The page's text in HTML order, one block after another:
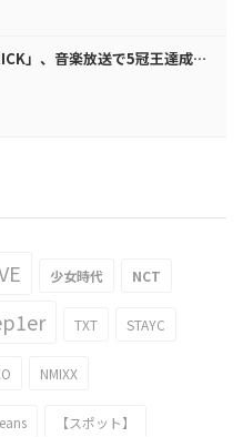
」、音楽放送で5冠王達成…
少女時代 NCT
TXT STAYC
NMIXX
【スポット】